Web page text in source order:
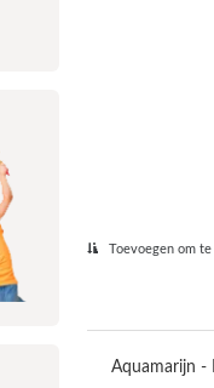
Toevoegen om
Aquamarijn -